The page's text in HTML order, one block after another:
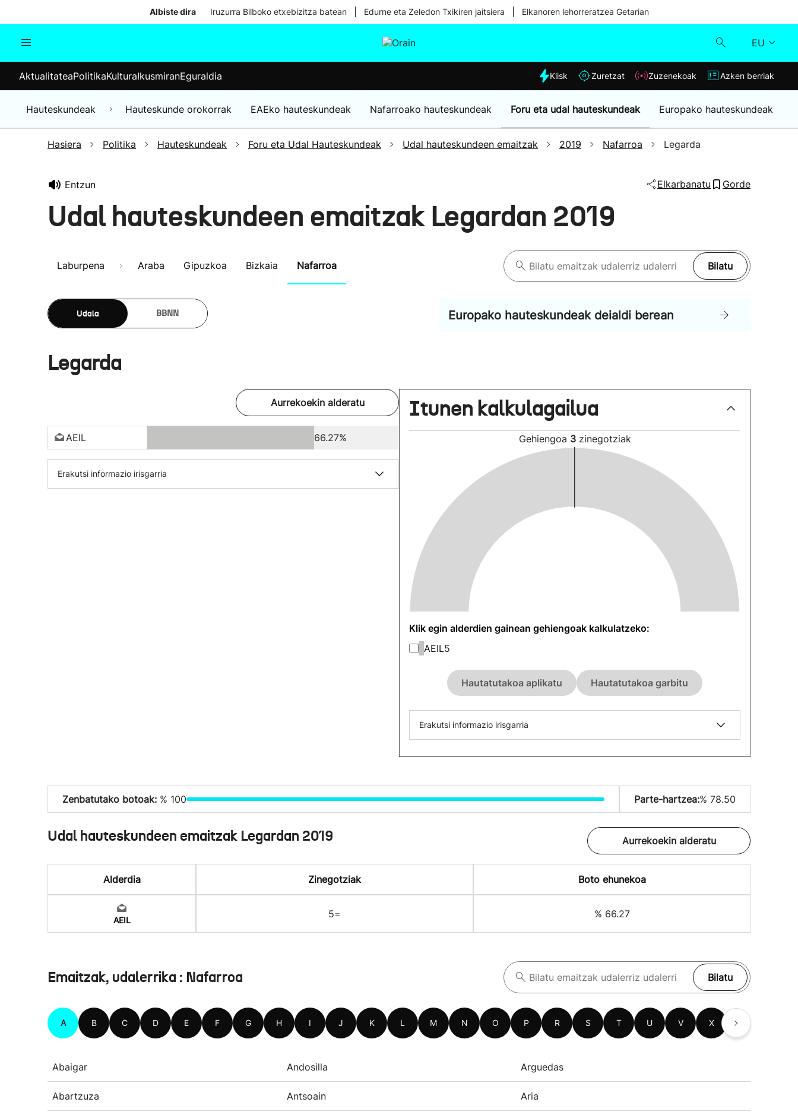
Albiste dira Iruzurra Bilboko etxebizitza batean Edurne eta Zeledon Txikiren jaitsiera Elkanoren lehorreratzea Getarian
EU
Munduko albisteak
Hauteskundeak
Eguraldia
Klisk
Zuzenekoak
Azken berriak
AktualitateaPolitikaKulturaIkusmiranEguraldia Klisk Zuretzat Zuzenekoak Azken berriak
Hauteskundeak Hauteskunde orokorrak EAEko hauteskundeak Nafarroako hauteskundeak Foru eta udal hauteskundeak Europako hauteskundeak
Hasiera Politika Hauteskundeak Foru eta Udal Hauteskundeak Udal hauteskundeen emaitzak 2019 Nafarroa Legarda
Entzun Elkarbanatu Gorde
Udal hauteskundeen emaitzak Legardan 2019
Laburpena Araba Gipuzkoa Bizkaia Nafarroa Bilatu
Udala BBNN Europako hauteskundeak deialdi berean
Legarda
Aurrekoekin alderatu
AEIL 66.27%
Erakutsi informazio irisgarria
Itunen kalkulagailua
Gehiengoa 3 zinegotziak
Klik egin alderdien gainean gehiengoak kalkulatzeko:
AEIL5
Hautatutakoa aplikatu Hautatutakoa garbitu
Erakutsi informazio irisgarria
Zenbatutako botoak: % 100 Parte-hartzea:% 78.50
Udal hauteskundeen emaitzak Legardan 2019 Aurrekoekin alderatu
Alderdia Zinegotziak Boto ehunekoa
AEIL
5= % 66.27
Emaitzak, udalerrika : Nafarroa Bilatu
A B C D E F G H I J K L M N O P R S T U V X
Abaigar Andosilla Arguedas
Abartzuza Antsoain Aria